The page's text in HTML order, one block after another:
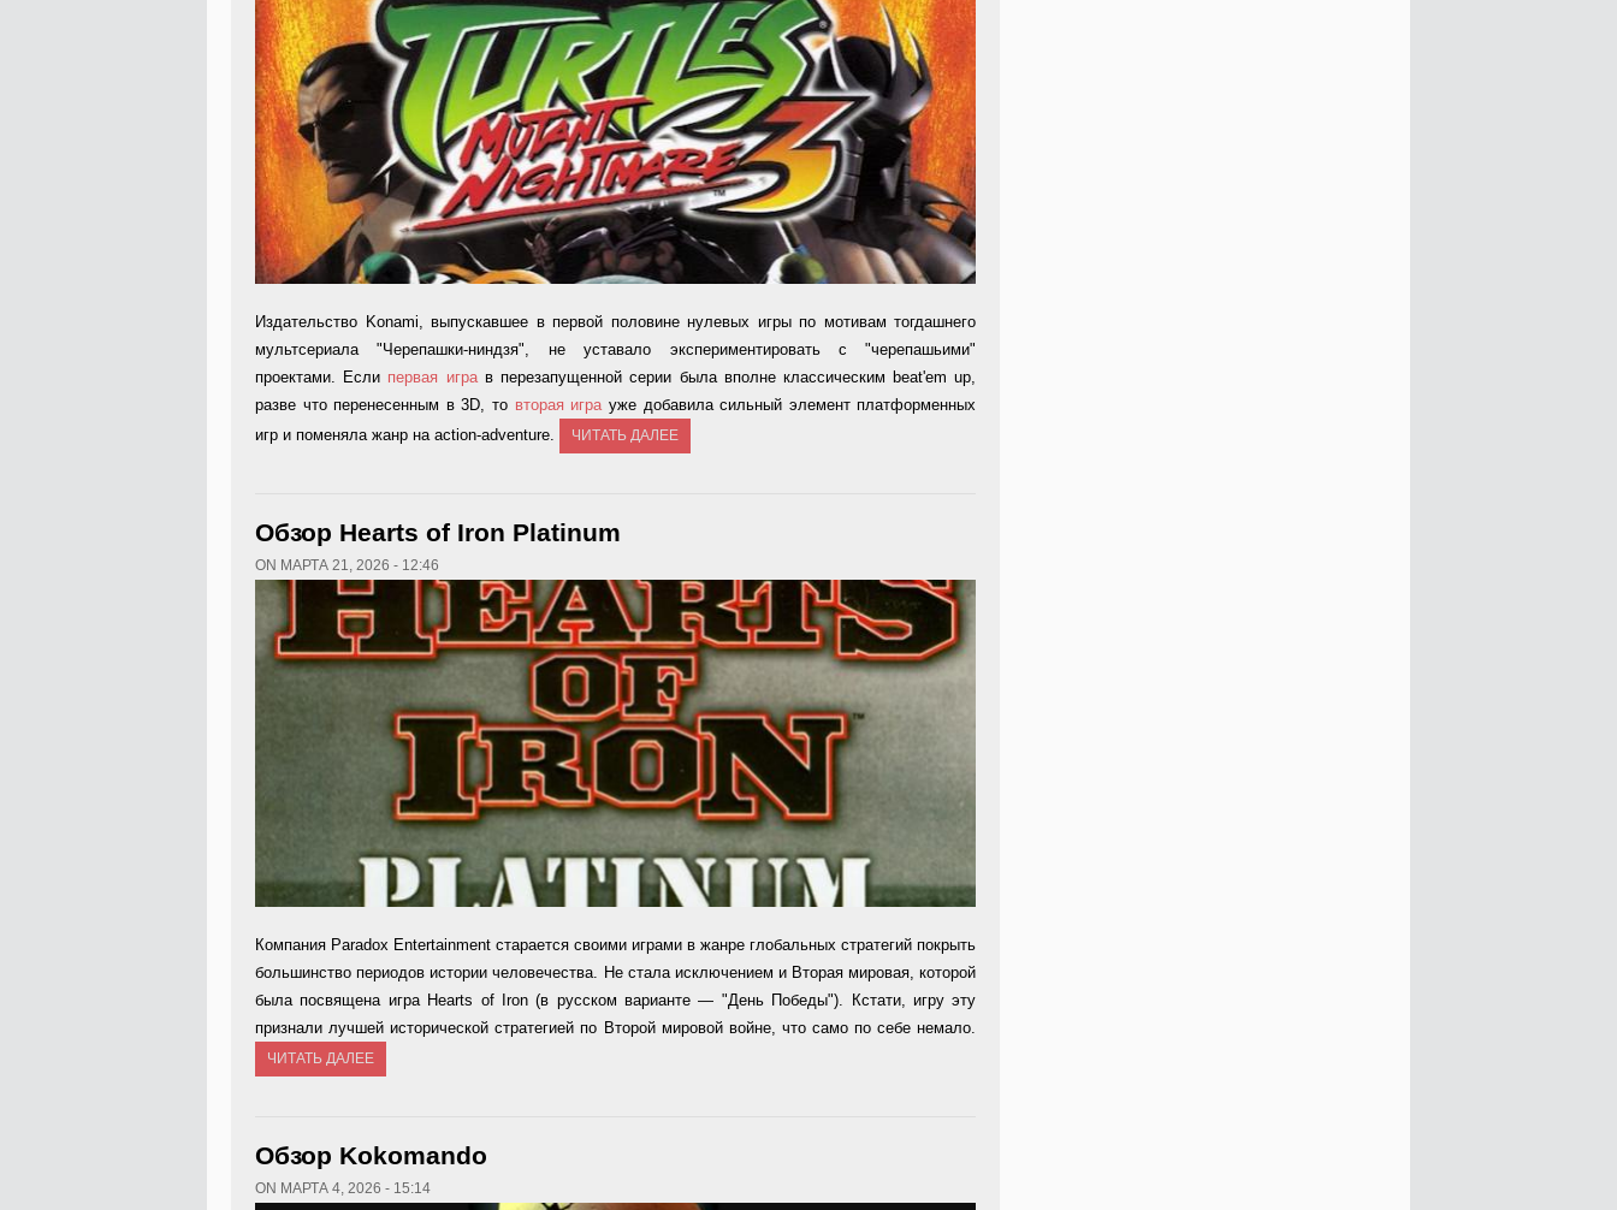
Издательство Konami, выпускавшее в первой половине нулевых игры по мотивам тогдашнего
мультсериала "Черепашки-ниндзя", не уставало экспериментировать с "черепашьими"
проектами. Если первая играв перезапущенной серии была вполне классическим beat'em up,
разве что перенесенным в 3D, то вторая игра уже добавила сильный элемент платформенных
игр и поменяла жанр на action-adventure.
ЧИТАТЬ ДАЛЕЕ
Обзор Hearts of Iron Platinum
ON МАРТА 21, 2026 - 12:46
Компания Paradox Entertain­ment старается своими игра­ми в жанре глобальных стра­тегий покрыть
большинство периодов истории человече­ства. Не стала исключением и Вторая мировая, которой
бы­ла посвящена игра Hearts of Iron (в русском варианте — "День Победы"). Кстати, игру эту
признали лучшей истори­ческой стратегией по Второй мировой войне, что само по себе немало.
ЧИТАТЬ ДАЛЕЕ
Обзор Kokomando
ON МАРТА 4, 2026 - 15:14